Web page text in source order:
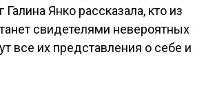
Янко рассказала, кто из
свидетелями невероятных
все их представления о себе и